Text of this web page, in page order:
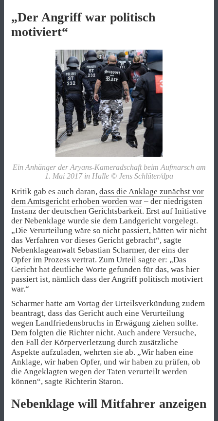
„Der Angriff war politisch
motiviert“
Ein Anhänger der Aryans-Kameradschaft beim Aufmarsch am
1. Mai 2017 in Halle © Jens Schlüter/dpa
Kritik gab es auch daran, dass die Anklage zunächst vor
dem Amtsgericht erhoben worden war – der niedrigsten
Instanz der deutschen Gerichtsbarkeit. Erst auf Initiative
der Nebenklage wurde sie dem Landgericht vorgelegt.
„Die Verurteilung wäre so nicht passiert, hätten wir nicht
das Verfahren vor dieses Gericht gebracht“, sagte
Nebenklageanwalt Sebastian Scharmer, der eins der
Opfer im Prozess vertrat. Zum Urteil sagte er: „Das
Gericht hat deutliche Worte gefunden für das, was hier
passiert ist, nämlich dass der Angriff politisch motiviert
war.“
Scharmer hatte am Vortag der Urteilsverkündung zudem
beantragt, dass das Gericht auch eine Verurteilung
wegen Landfriedensbruchs in Erwägung ziehen sollte.
Dem folgten die Richter nicht. Auch andere Versuche,
den Fall der Körperverletzung durch zusätzliche
Aspekte aufzuladen, wehrten sie ab. „Wir haben eine
Anklage, wir haben Opfer, und wir haben zu prüfen, ob
die Angeklagten wegen der Taten verurteilt werden
können“, sagte Richterin Staron.
Nebenklage will Mitfahrer anzeigen